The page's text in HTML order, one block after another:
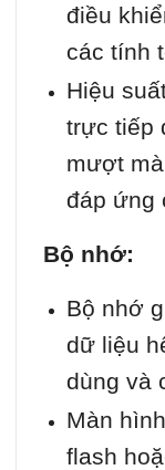
điều
các tính
Hiệu
trực tiếp
mượt
đáp ứng
Bộ nhớ:
Bộ nhớ
dữ liệu
dùng và
Màn
flash